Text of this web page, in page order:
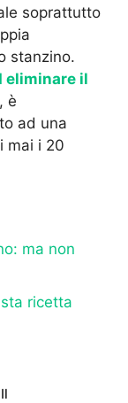
soprattutto
stanzino.
eliminare il
è
ad una
mai i 20
ma non
ricetta